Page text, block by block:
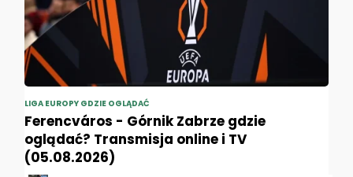
LIGA EUROPY GDZIE OGLĄDAĆ
Ferencváros - Górnik Zabrze gdzie
oglądać? Transmisja online i TV
(05.08.2026)